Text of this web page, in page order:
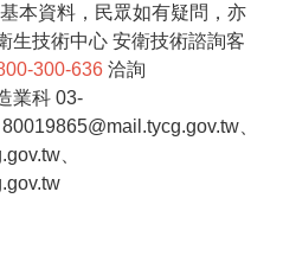
本資料，民眾如有疑問，亦
生技術中心 安衛技術諮詢客
300-636 洽詢
業科 03-
、
、